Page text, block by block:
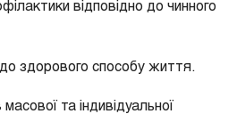
відповідно до чинного
здорового способу життя.
та індивідуальної